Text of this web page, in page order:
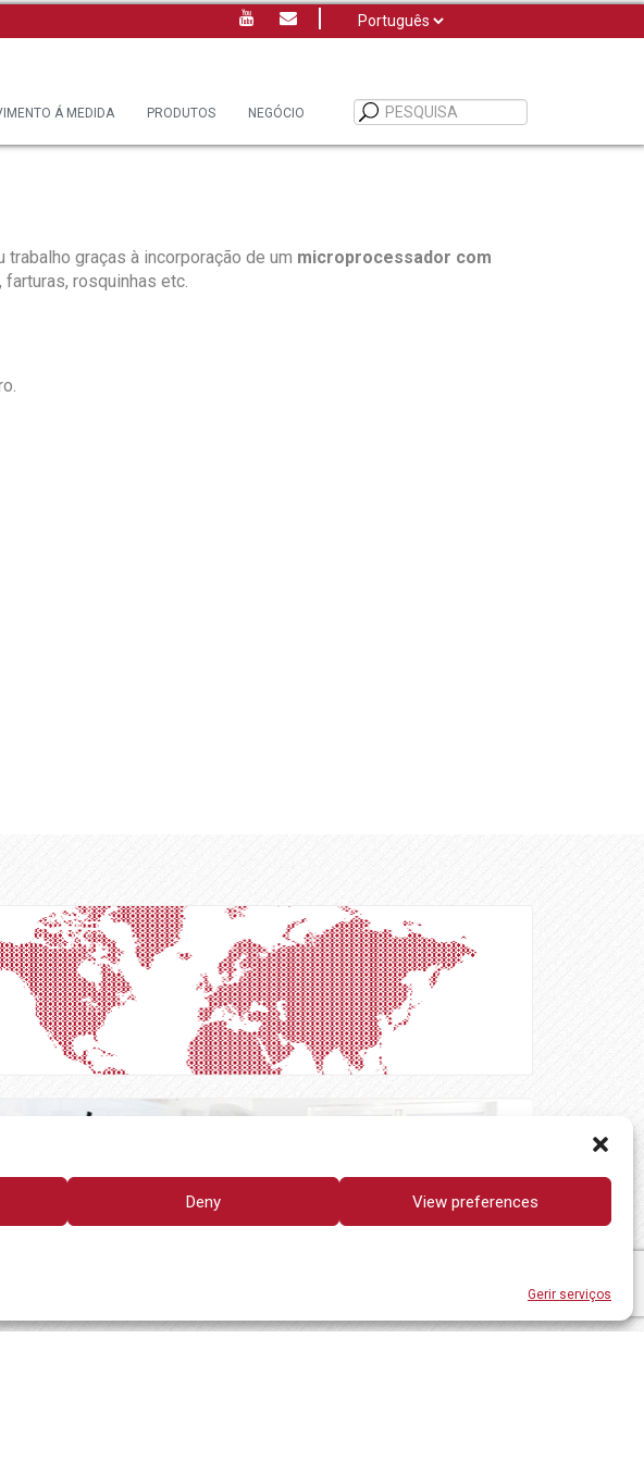
Gerir serviços
Deny View preferences
Escolha
um
Á MEDIDA PRODUTOS NEGÓCIO
graças à incorporação de um microprocessador com
rosquinhas etc.